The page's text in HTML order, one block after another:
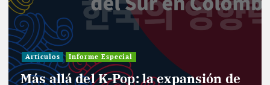
Investigación Cultura
Informe Especial
Política Reportaje
Entre curules y violencia de género: